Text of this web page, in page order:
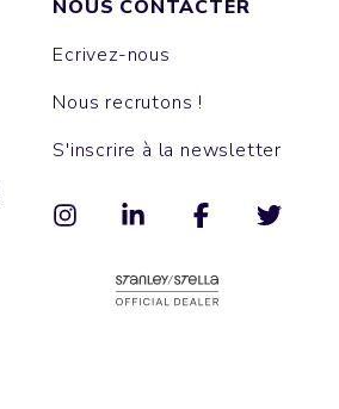
NOUS CONTACTER
Ecrivez-nous
Nous recrutons !
S'inscrire à la newsletter